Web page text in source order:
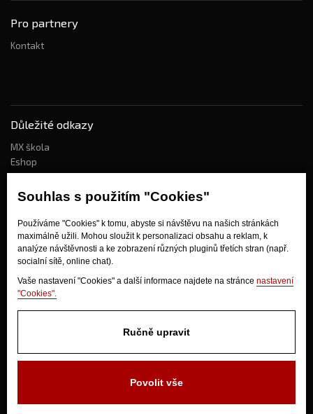
Souhlas s použitím "Cookies"
Používáme "Cookies" k tomu, abyste si návštěvu na našich stránkách
maximálně užili. Mohou sloužit k personalizaci obsahu a reklam, k
analýze návštěvnosti a ke zobrazení různých pluginů třetích stran (např.
socialní sítě, online chat).
Vaše nastavení "Cookies" a další informace najdete na stránce nastavení
"Cookies".
Ručně upravit
Povolit vše
Pro partnery
Kontakt
Důležité odkazy
MX škola
Eshop
Kdo jsme?
Jak nakupovat?
Obchodní podmínky
Doprava
Odstoupení od kupní smlouvy
280 02 Kolín